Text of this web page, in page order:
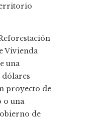
Vivienda
una
proyecto de
o una
de